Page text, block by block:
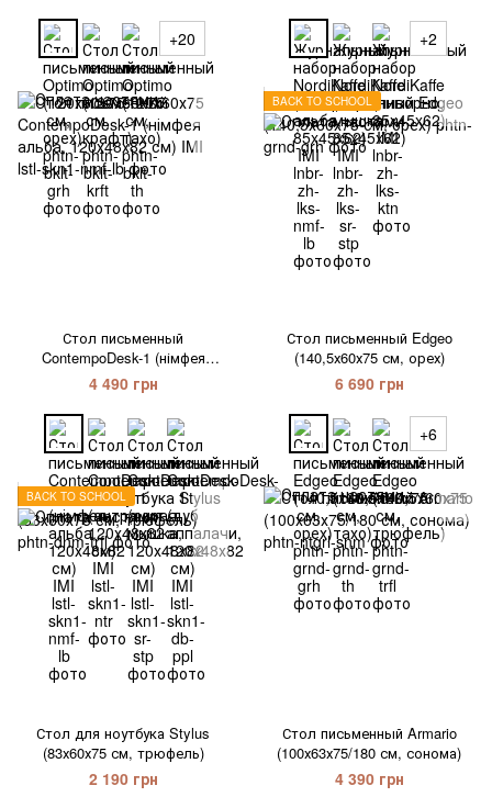
+20 +2
Стол письменный
ContempoDesk-1 (німфея
альба, 120х48х82 см) IMI
4 490 грн
BACK TO SCHOOL
Стол письменный Edgeo
(140,5х60х75 см, орех)
6 690 грн
+6
BACK TO SCHOOL
Стол для ноутбука Stylus
(83х60х75 см, трюфель)
2 190 грн
Стол письменный Armario
(100х63х75/180 см, сонома)
4 390 грн